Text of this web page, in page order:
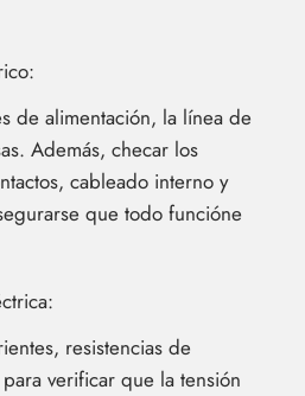
de alimentación, la línea de
Además, checar los
cableado interno y
que todo funcióne
resistencias de
verificar que la tensión